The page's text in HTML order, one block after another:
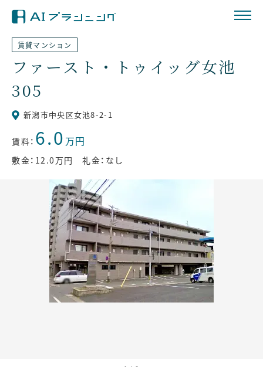
ファースト・トゥイッグ女池
305
賃貸マンション
新潟市中央区女池8-2-1
賃料： 6.0 万円
敷金：12.0万円 礼金：なし